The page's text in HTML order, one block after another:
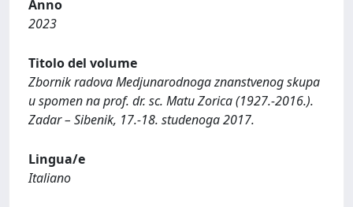
Anno
2023
Titolo del volume
Zbornik radova Medjunarodnoga znanstvenog skupa
u spomen na prof. dr. sc. Matu Zorica (1927.-2016.).
Zadar – Sibenik, 17.-18. studenoga 2017.
Lingua/e
Italiano